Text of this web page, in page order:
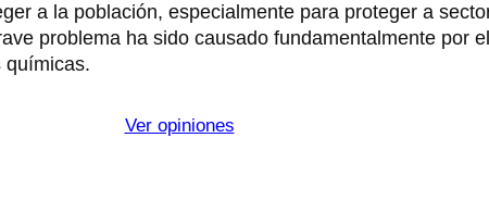
a la población, especialmente para proteger a
problema ha sido causado fundamentalmente por
químicas.
Ver opiniones